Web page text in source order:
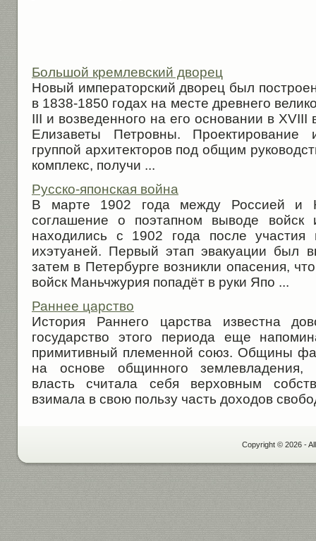
Большой кремлевский дворец
Новый императорский дворец был
в 1838-1850 годах на месте древнего
III и возведенного на его основании в
Елизаветы Петровны. Проектирование
группой архитекторов под общим
комплекс, получи ...
Русско-японская война
В марте 1902 года между Россией и
соглашение о поэтапном выводе войск
находились с 1902 года после участия
ихэтуаней. Первый этап эвакуации был
затем в Петербурге возникли опасения,
войск Маньчжурия попадёт в руки Япо ...
Раннее царство
История Раннего царства известна
государство этого периода еще
примитивный племенной союз. Общины
на основе общинного землевладения,
власть считала себя верховным
взимала в свою пользу часть доходов
Copyright © 2026 -